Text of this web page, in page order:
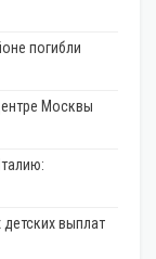
погибли
Москвы
выплат